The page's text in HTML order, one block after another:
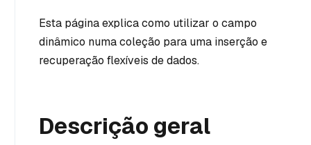
Esta página explica como utilizar o campo
dinâmico numa coleção para uma inserção e
recuperação flexíveis de dados.
Descrição geral